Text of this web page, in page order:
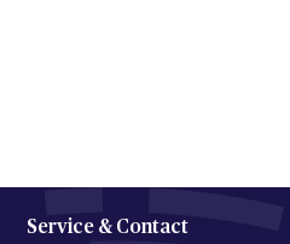
Service & Contact